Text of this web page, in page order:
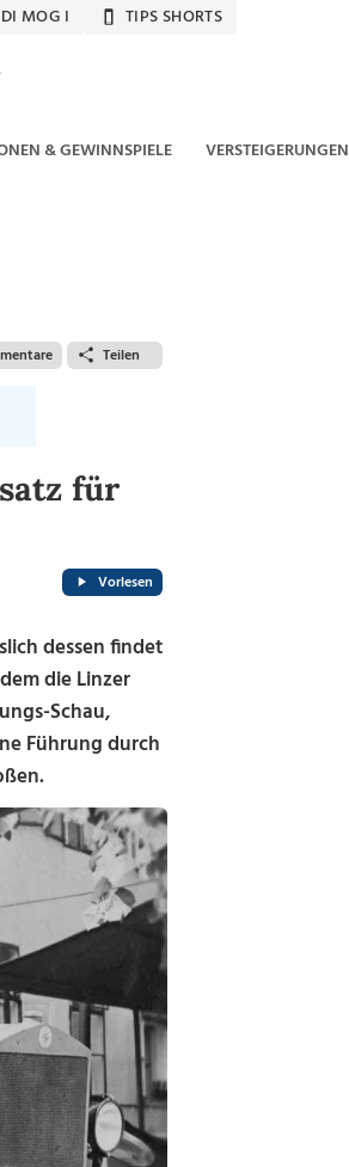
DI MOG I TIPS SHORTS
& GEWINNSPIELE VERSTEIGERUNGEN
Teilen
für
Vorlesen
dessen findet
die Linzer
Schau,
Führung durch